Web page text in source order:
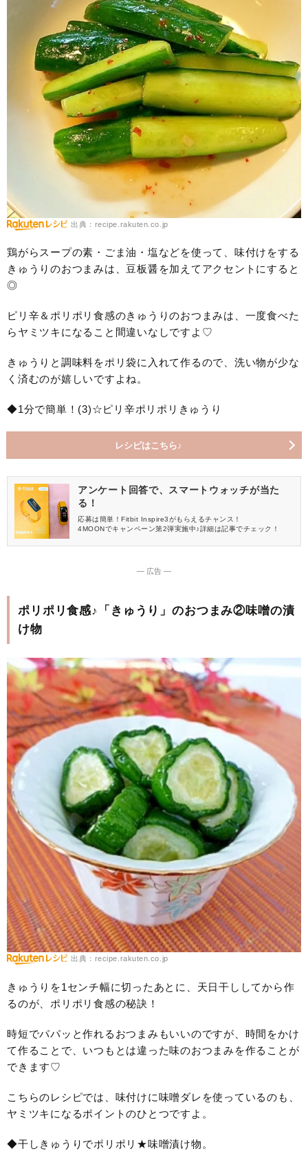
出典：recipe.rakuten.co.jp
鶏がらスープの素・ごま油・塩などを使って、味付けをする
きゅうりのおつまみは、豆板醤を加えてアクセントにすると
◎
ピリ辛＆ポリポリ食感のきゅうりのおつまみは、一度食べた
らヤミツキになること間違いなしですよ♡
きゅうりと調味料をポリ袋に入れて作るので、洗い物が少な
く済むのが嬉しいですよね。
◆1分で簡単！(3)☆ピリ辛ポリポリきゅうり
レシピはこちら♪
アンケート回答で、スマートウォッチが当た
る！
応募は簡単！Fitbit Inspire3がもらえるチャンス！
4MOONでキャンペーン第2弾実施中♪詳細は記事でチェック！
― 広告 ―
ポリポリ食感♪「きゅうり」のおつまみ②味噌の漬
け物
出典：recipe.rakuten.co.jp
きゅうりを1センチ幅に切ったあとに、天日干ししてから作
るのが、ポリポリ食感の秘訣！
時短でパパッと作れるおつまみもいいのですが、時間をかけ
て作ることで、いつもとは違った味のおつまみを作ることが
できます♡
こちらのレシピでは、味付けに味噌ダレを使っているのも、
ヤミツキになるポイントのひとつですよ。
◆干しきゅうりでポリポリ★味噌漬け物。